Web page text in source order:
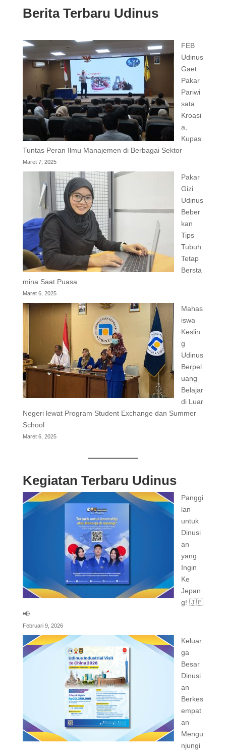
Berita Terbaru Udinus
FEB
Udinus
Gaet
Pakar
Pariwi
sata
Kroasi
a,
Kupas
Tuntas Peran Ilmu Manajemen di Berbagai Sektor
Maret 7, 2025
Pakar
Gizi
Udinus
Beber
kan
Tips
Tubuh
Tetap
Bersta
mina Saat Puasa
Maret 6, 2025
Mahas
iswa
Keslin
g
Udinus
Berpel
uang
Belajar
di Luar
Negeri lewat Program Student Exchange dan Summer
School
Maret 6, 2025
Kegiatan Terbaru Udinus
Panggi
lan
untuk
Dinusi
an
yang
Ingin
Ke
Jepan
g! 🇯🇵
📢
Februari 9, 2026
Keluar
ga
Besar
Dinusi
an
Berkes
empat
an
Mengu
njungi